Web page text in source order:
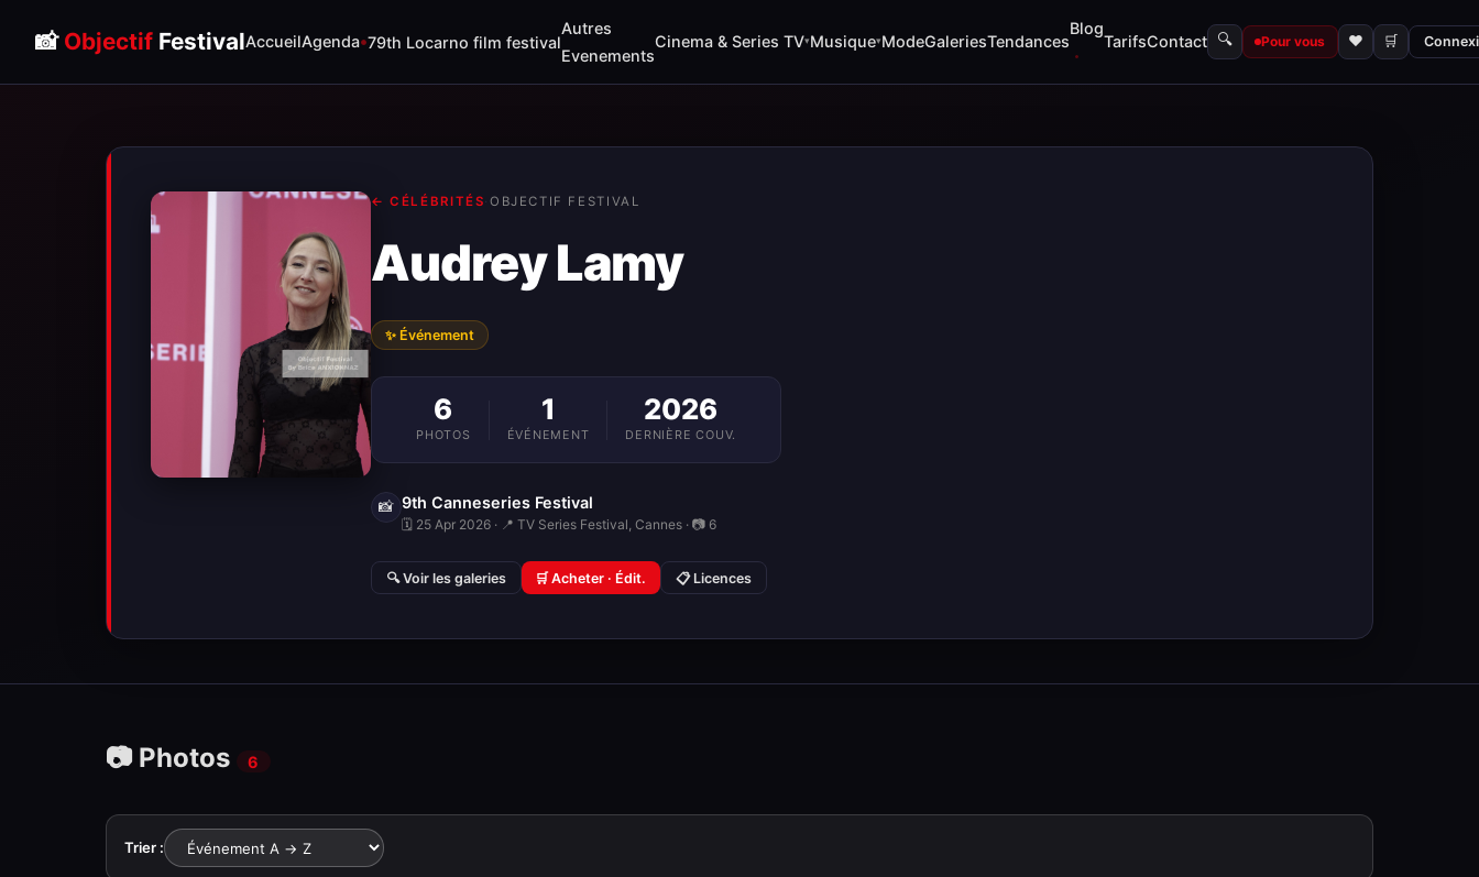
📸 Objectif FestivalAccueilAgenda 79th Locarno film festival
Autres
Evenements
Cinema & Series TV▾Musique▾ModeGaleriesTendances
Blog
TarifsContact 🔍 Pour vous ♥ 🛒
← CÉLÉBRITÉS· OBJECTIF FESTIVAL
Audrey Lamy
✨ Événement
6
PHOTOS
1
ÉVÉNEMENT
2026
DERNIÈRE COUV.
📸 9th Canneseries Festival
🗓 25 Apr 2026 · 📍 TV Series Festival, Cannes · 📷 6
🔍 Voir les galeries 🛒 Acheter · Édit. 📋 Licences
📷 Photos 6
Trier :